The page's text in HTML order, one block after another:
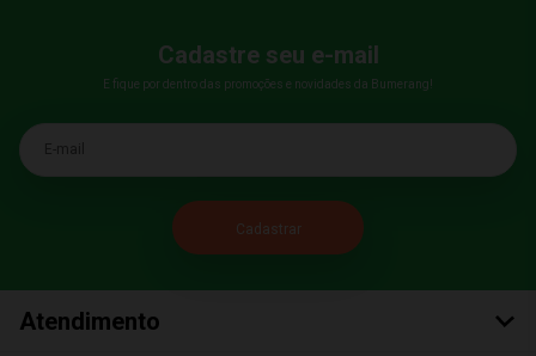
Cadastre seu e-mail
E fique por dentro das promoções e novidades da Bumerang!
E-mail
Atendimento